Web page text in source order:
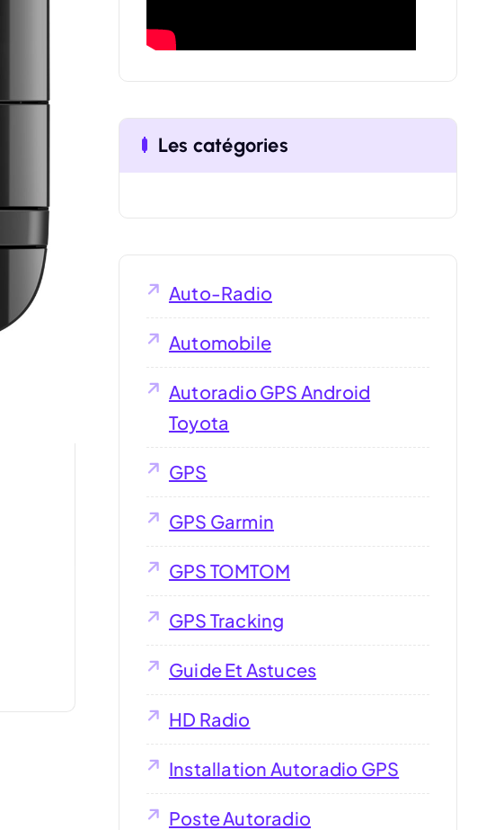
:
Les catégories
Auto-Radio
Automobile
Autoradio GPS Android
Toyota
GPS
GPS Garmin
GPS TOMTOM
GPS Tracking
Guide Et Astuces
HD Radio
Installation Autoradio GPS
Poste Autoradio